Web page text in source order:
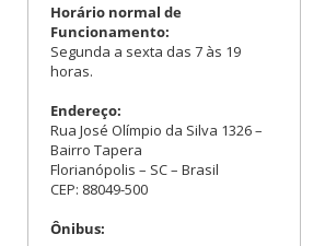
Horário normal de
Funcionamento:
Segunda a sexta das 7 às 19
horas.
Endereço:
Rua José Olímpio da Silva 1326 –
Bairro Tapera
Florianópolis – SC – Brasil
CEP: 88049-500
Ônibus: